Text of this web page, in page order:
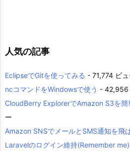
人気の記事
EclipseでGitを使ってみる - 71,774 ビュ
ncコマンドをWindowsで使う - 42,956
CloudBerry ExplorerでAmazon S3を簡
ー
Amazon SNSでメールとSMS通知を飛
Laravelのログイン維持(Remember